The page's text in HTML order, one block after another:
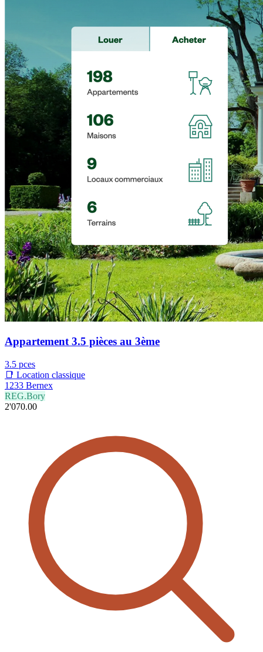
Appartement 3.5 pièces au 3ème
3.5 pces
📑 Location classique
1233 Bernex
REG.Bory
2'070.00